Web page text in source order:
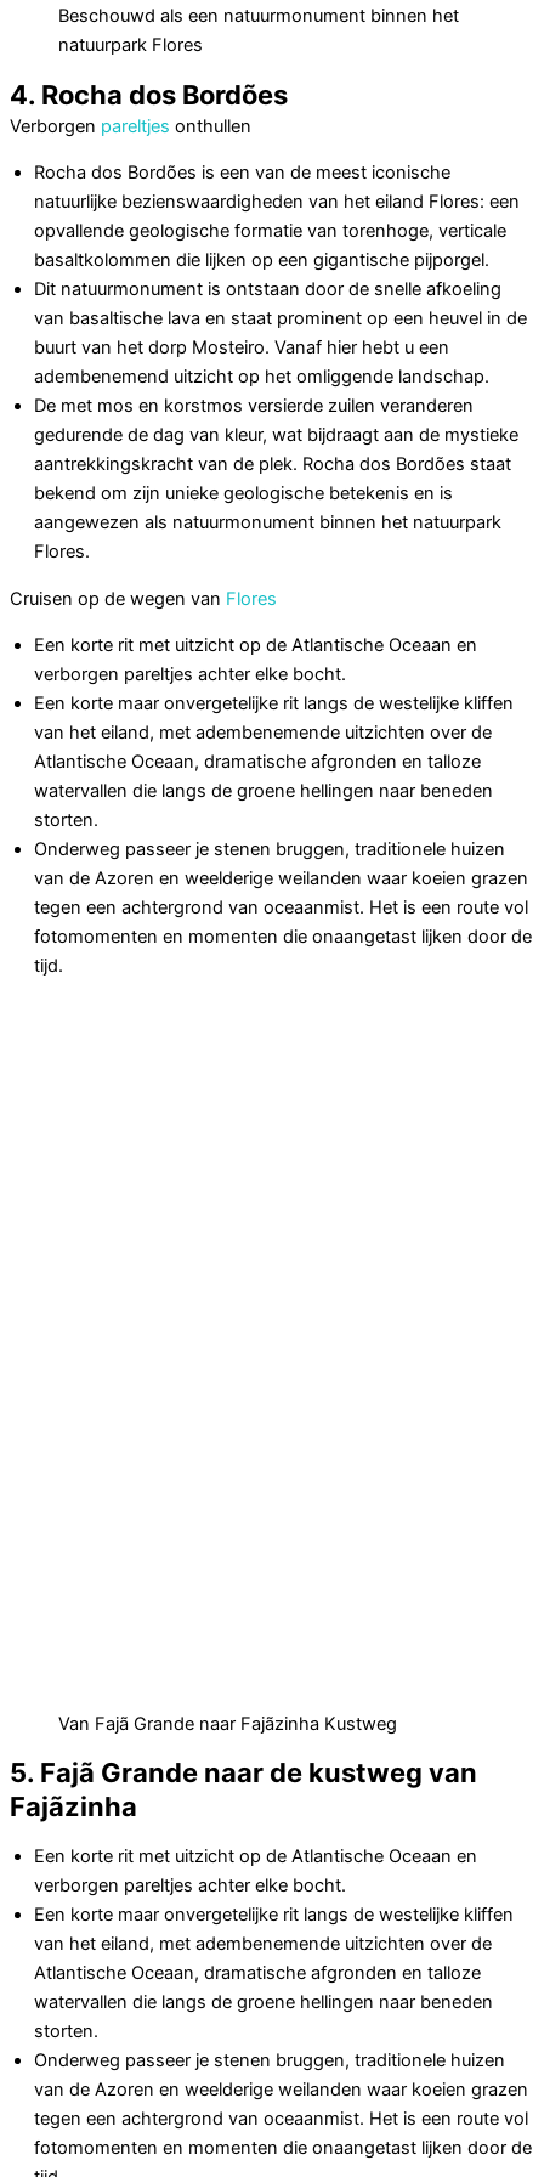
Beschouwd als een natuurmonument binnen het
natuurpark Flores
4. Rocha dos Bordões
Verborgen pareltjes onthullen
Rocha dos Bordões is een van de meest iconische
natuurlijke bezienswaardigheden van het eiland Flores: een
opvallende geologische formatie van torenhoge, verticale
basaltkolommen die lijken op een gigantische pijporgel.
Dit natuurmonument is ontstaan ​​door de snelle afkoeling
van basaltische lava en staat prominent op een heuvel in de
buurt van het dorp Mosteiro. Vanaf hier hebt u een
adembenemend uitzicht op het omliggende landschap.
De met mos en korstmos versierde zuilen veranderen
gedurende de dag van kleur, wat bijdraagt ​​aan de mystieke
aantrekkingskracht van de plek. Rocha dos Bordões staat
bekend om zijn unieke geologische betekenis en is
aangewezen als natuurmonument binnen het natuurpark
Flores.
Cruisen op de wegen van Flores
Een korte rit met uitzicht op de Atlantische Oceaan en
verborgen pareltjes achter elke bocht.
Een korte maar onvergetelijke rit langs de westelijke kliffen
van het eiland, met adembenemende uitzichten over de
Atlantische Oceaan, dramatische afgronden en talloze
watervallen die langs de groene hellingen naar beneden
storten.
Onderweg passeer je stenen bruggen, traditionele huizen
van de Azoren en weelderige weilanden waar koeien grazen
tegen een achtergrond van oceaanmist. Het is een route vol
fotomomenten en momenten die onaangetast lijken door de
tijd.
Van Fajã Grande naar Fajãzinha Kustweg
5. Fajã Grande naar de kustweg van
Fajãzinha
Een korte rit met uitzicht op de Atlantische Oceaan en
verborgen pareltjes achter elke bocht.
Een korte maar onvergetelijke rit langs de westelijke kliffen
van het eiland, met adembenemende uitzichten over de
Atlantische Oceaan, dramatische afgronden en talloze
watervallen die langs de groene hellingen naar beneden
storten.
Onderweg passeer je stenen bruggen, traditionele huizen
van de Azoren en weelderige weilanden waar koeien grazen
tegen een achtergrond van oceaanmist. Het is een route vol
fotomomenten en momenten die onaangetast lijken door de